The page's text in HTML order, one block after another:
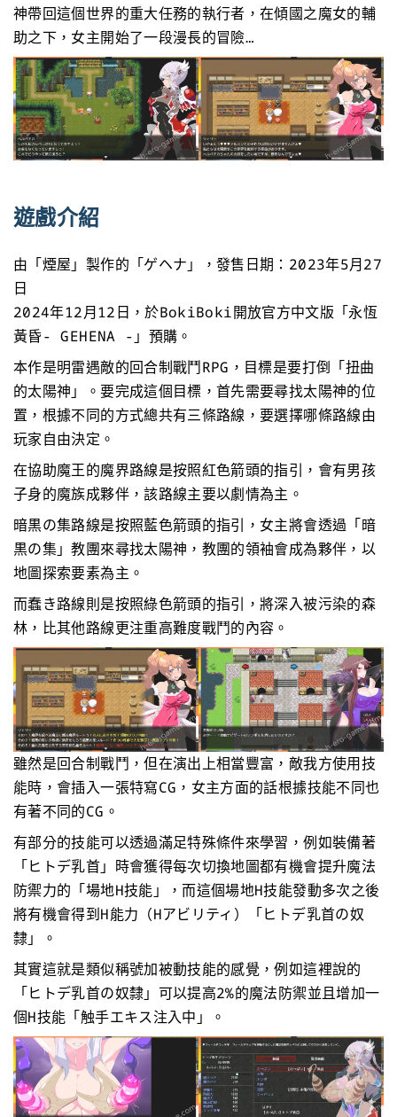
神帶回這個世界的重大任務的執行者，在傾國之魔女的輔
助之下，女主開始了一段漫長的冒險…
遊戲介紹
由「煙屋」製作的「ゲヘナ」，發售日期：2023年5月27
日
2024年12月12日，於BokiBoki開放官方中文版「永恆
黃昏- GEHENA -」預購。
本作是明雷遇敵的回合制戰鬥RPG，目標是要打倒「扭曲
的太陽神」。要完成這個目標，首先需要尋找太陽神的位
置，根據不同的方式總共有三條路線，要選擇哪條路線由
玩家自由決定。
在協助魔王的魔界路線是按照紅色箭頭的指引，會有男孩
子身的魔族成夥伴，該路線主要以劇情為主。
暗黒の集路線是按照藍色箭頭的指引，女主將會透過「暗
黒の集」教團來尋找太陽神，教團的領袖會成為夥伴，以
地圖探索要素為主。
而蠢き路線則是按照綠色箭頭的指引，將深入被污染的森
林，比其他路線更注重高難度戰鬥的內容。
雖然是回合制戰鬥，但在演出上相當豐富，敵我方使用技
能時，會插入一張特寫CG，女主方面的話根據技能不同也
有著不同的CG。
有部分的技能可以透過滿足特殊條件來學習，例如裝備著
「ヒトデ乳首」時會獲得每次切換地圖都有機會提升魔法
防禦力的「場地H技能」，而這個場地H技能發動多次之後
將有機會得到H能力（Hアビリティ）「ヒトデ乳首の奴
隸」。
其實這就是類似稱號加被動技能的感覺，例如這裡說的
「ヒトデ乳首の奴隸」可以提高2%的魔法防禦並且增加一
個H技能「触手エキス注入中」。